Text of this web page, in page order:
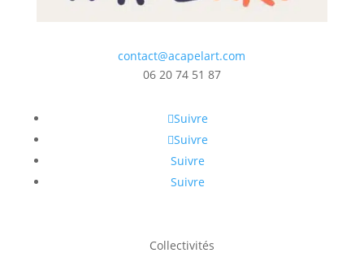
contact@acapelart.com
06 20 74 51 87
Suivre
Suivre
Suivre
Suivre
Collectivités